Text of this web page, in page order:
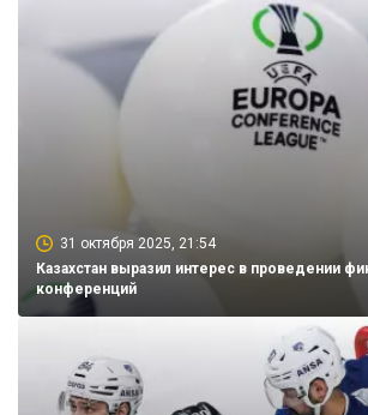
31 октября 2025, 21:54
Казахстан выразил интерес в проведении
конференций